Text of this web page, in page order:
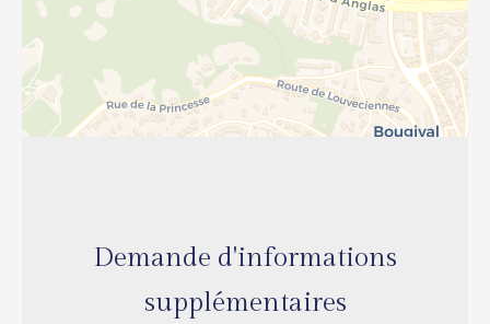
Demande d'informations
supplémentaires